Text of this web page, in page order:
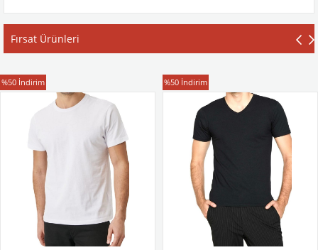
Fırsat Ürünleri
T-Shirt
%50 İndirim T-Shirt
%50 İndirim